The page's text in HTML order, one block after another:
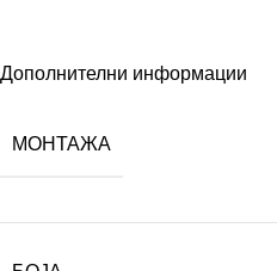
Дополнителни информации
МОНТАЖА